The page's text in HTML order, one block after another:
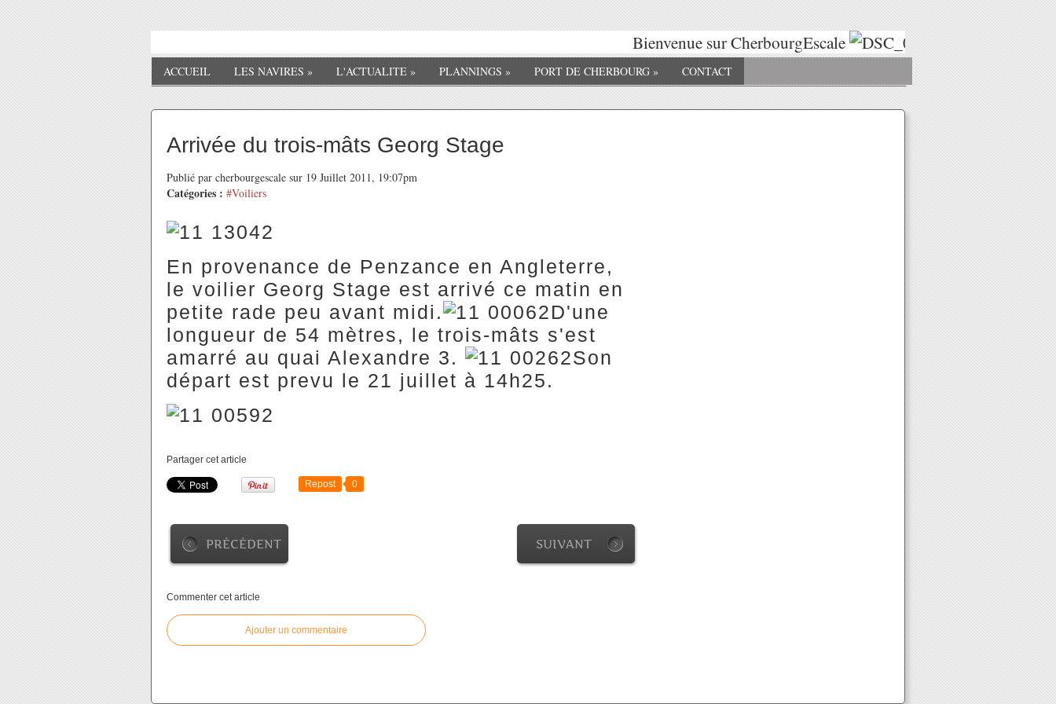
Bienvenue sur CherbourgEscale
ACCUEIL LES NAVIRES » L'ACTUALITE » PLANNINGS » PORT DE CHERBOURG » CONTACT
Arrivée du trois-mâts Georg Stage
Publié par cherbourgescale sur 19 Juillet 2011, 19:07pm
Catégories : #Voiliers
En provenance de Penzance en Angleterre,
le voilier Georg Stage est arrivé ce matin en
petite rade peu avant midi.
D'une
longueur de 54 mètres, le trois-mâts s'est
amarré au quai Alexandre 3.
Son
départ est prevu le 21 juillet à 14h25.
Partager cet article
Repost 0
PRÉCÉDENT SUIVANT
Commenter cet article
Ajouter un commentaire